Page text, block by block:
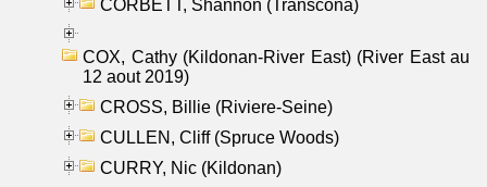
CORBETT, Shannon (Transcona)
COX, Cathy (Kildonan-River East) (River East au
12 aout 2019)
CROSS, Billie (Riviere-Seine)
CULLEN, Cliff (Spruce Woods)
CURRY, Nic (Kildonan)